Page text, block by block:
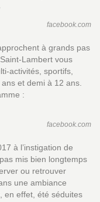
facebook.com
à grands pas
Lambert vous
activités, sportifs,
et demi à 12 ans.
:
facebook.com
à l’instigation de
mis bien longtemps
ou retrouver
une ambiance
en effet, été séduites